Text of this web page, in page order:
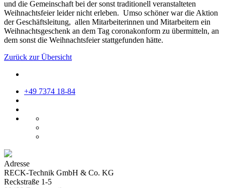
und die Gemeinschaft bei der sonst traditionell veranstalteten
Weihnachtsfeier leider nicht erleben. Umso schöner war die Aktion
der Geschäftsleitung, allen Mitarbeiterinnen und Mitarbeitern ein
Weihnachtsgeschenk an dem Tag coronakonform zu übermitteln, an
dem sonst die Weihnachtsfeier stattgefunden hätte.
Zurück zur Übersicht
+49 7374 18-84
Adresse
RECK-Technik GmbH & Co. KG
Reckstraße 1-5